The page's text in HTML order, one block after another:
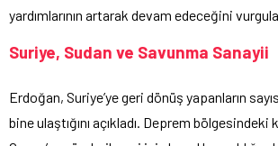
yardımlarının artarak devam edeceğini
Suriye, Sudan ve Savunma Sanayii
Erdoğan, Suriye’ye geri dönüş yapanların
bine ulaştığını açıkladı. Deprem